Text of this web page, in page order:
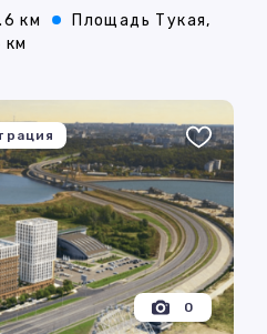
км
Площадь Тукая,
км
0